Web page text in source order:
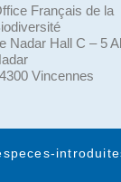
Français de la
Nadar Hall C – 5
Vincennes